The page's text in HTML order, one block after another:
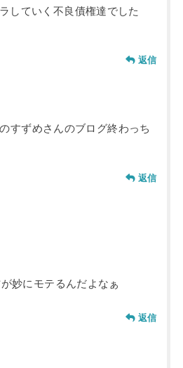
していく不良債権達でした
返信
すずめさんのブログ終わっち
返信
妙にモテるんだよなぁ
返信